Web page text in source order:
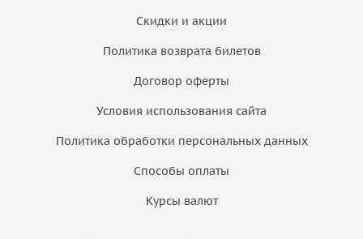
Скидки и акции
Политика возврата билетов
Договор оферты
Условия использования сайта
Политика обработки персональных данных
Способы оплаты
Курсы валют